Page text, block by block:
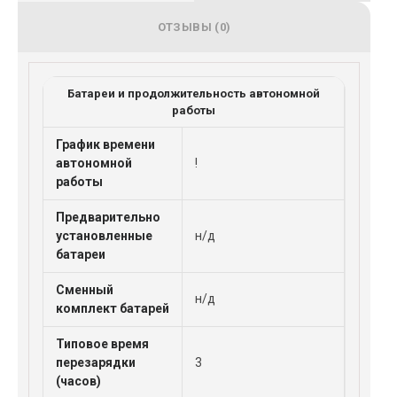
ОТЗЫВЫ (0)
Батареи и продолжительность автономной
работы
График времени
автономной
работы
!
Предварительно
установленные
батареи
н/д
Сменный
комплект батарей
н/д
Типовое время
перезарядки
(часов)
3